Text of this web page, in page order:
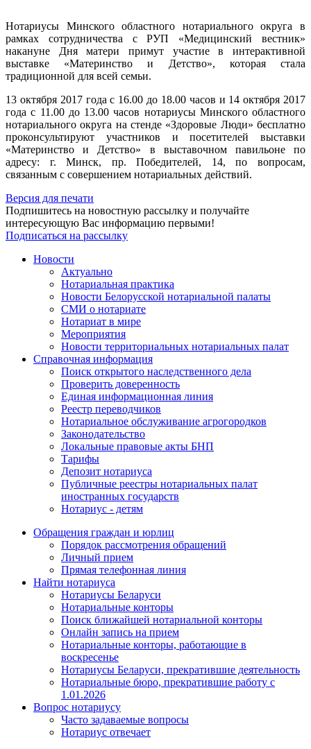
Нотариусы Минского областного нотариального округа в
рамках сотрудничества с РУП «Медицинский вестник»
накануне Дня матери примут участие в интерактивной
выставке «Материнство и Детство», которая стала
традиционной для всей семьи.
13 октября 2017 года с 16.00 до 18.00 часов и 14 октября 2017
года с 11.00 до 13.00 часов нотариусы Минского областного
нотариального округа на стенде «Здоровые Люди» бесплатно
проконсультируют участников и посетителей выставки
«Материнство и Детство» в выставочном павильоне по
адресу: г. Минск, пр. Победителей, 14, по вопросам,
связанным с совершением нотариальных действий.
Версия для печати
Подпишитесь на новостную рассылку и получайте
интересующую Вас информацию первыми!
Подписаться на рассылку
Новости
Актуально
Нотариальная практика
Новости Белорусской нотариальной палаты
СМИ о нотариате
Нотариат в мире
Мероприятия
Новости территориальных нотариальных палат
Справочная информация
Поиск открытого наследственного дела
Проверить доверенность
Единая информационная линия
Реестр переводчиков
Нотариальное обслуживание агрогородков
Законодательство
Локальные правовые акты БНП
Тарифы
Депозит нотариуса
Публичные реестры нотариальных палат
иностранных государств
Нотариус - детям
Обращения граждан и юрлиц
Порядок рассмотрения обращений
Личный прием
Прямая телефонная линия
Найти нотариуса
Нотариусы Беларуси
Нотариальные конторы
Поиск ближайшей нотариальной конторы
Онлайн запись на прием
Нотариальные конторы, работающие в
воскресенье
Нотариусы Беларуси, прекратившие деятельность
Нотариальные бюро, прекратившие работу с
1.01.2026
Вопрос нотариусу
Часто задаваемые вопросы
Нотариус отвечает